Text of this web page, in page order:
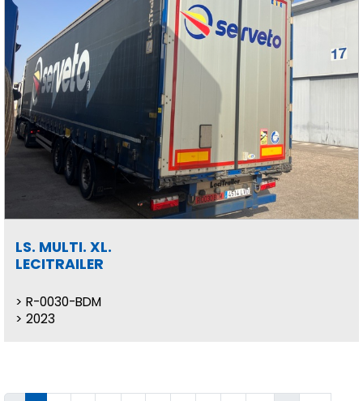
LS. MULTI. XL.
LECITRAILER
R-0030-BDM
2023